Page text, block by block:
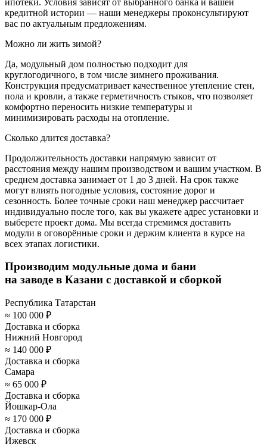
кредитной истории — наши менеджеры проконсультируют
вас по актуальным предложениям.
Можно ли жить зимой?
Да, модульный дом полностью подходит для
круглогодичного, в том числе зимнего проживания.
Конструкция предусматривает качественное утепление стен,
пола и кровли, а также герметичность стыков, что позволяет
комфортно переносить низкие температуры и
минимизировать расходы на отопление.
Сколько длится доставка?
Продолжительность доставки напрямую зависит от
расстояния между нашим производством и вашим участком. В
среднем доставка занимает от 1 до 3 дней. На срок также
могут влиять погодные условия, состояние дорог и
сезонность. Более точные сроки наш менеджер рассчитает
индивидуально после того, как вы укажете адрес установки и
выберете проект дома. Мы всегда стремимся доставить
модули в оговорённые сроки и держим клиента в курсе на
всех этапах логистики.
Производим модульные дома и бани
на заводе в Казани с доставкой и сборкой
Республика Татарстан
≈ 100 000 ₽
Доставка и сборка
Нижний Новгород
≈ 140 000 ₽
Доставка и сборка
Самара
≈ 65 000 ₽
Доставка и сборка
Йошкар-Ола
≈ 170 000 ₽
Доставка и сборка
Ижевск